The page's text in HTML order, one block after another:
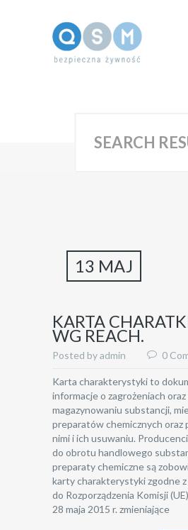
SEARCH
13 MAJ
KARTA
WG REACH.
Posted by admin 0
Karta charakterystyki to
informacje o zagrożeniach
magazynowaniu substancji,
preparatów chemicznych oraz
nimi i ich usuwaniu.
do obrotu handlowego
preparaty chemiczne są
karty charakterystyki zgodne z
do Rozporządzenia Komisji
28 maja 2015 r. zmieniające